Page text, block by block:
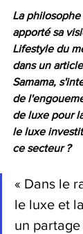
La
apporté sa
Lifestyle du
dans un
Samama,
de
de luxe pour
le luxe
ce secteur ?
« Dans le
le luxe et
un